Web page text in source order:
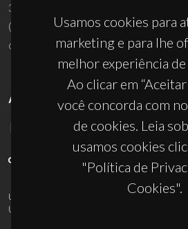
Usamos cookies para
marketing e para lhe
melhor experiência de
Ao clicar em
você concorda com
de cookies. Leia
usamos cookies
"Política de
Cookies".
3810-193 Aveiro - Portugal
(+351) 234 370 200
ciceco@ua.pt
APOIOS
UID/PRR/50011/2025 10.54499/UID/
UID/PRR2/50011/2025